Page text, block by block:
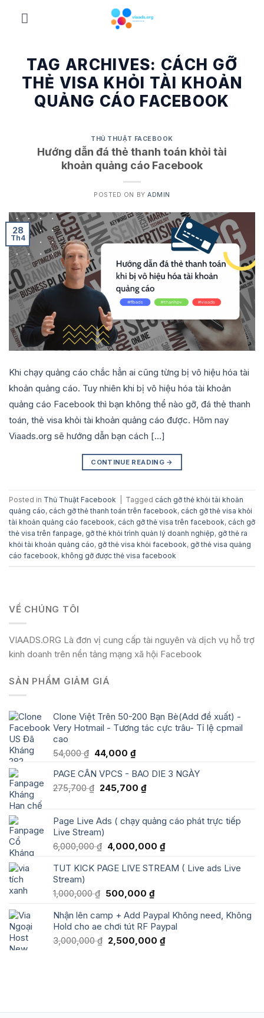
TAG ARCHIVES: CÁCH GỠ
THẺ VISA KHỎI TÀI KHOẢN
QUẢNG CÁO FACEBOOK
THỦ THUẬT FACEBOOK
Hướng dẫn đá thẻ thanh toán khỏi tài
khoản quảng cáo Facebook
POSTED ON BYADMIN
28
Th4
Khi chạy quảng cáo chắc hẳn ai cũng từng bị vô hiệu hóa tài
khoản quảng cáo. Tuy nhiên khi bị vô hiệu hóa tài khoản
quảng cáo Facebook thì bạn không thể nào gỡ, đá thẻ thanh
toán, thẻ visa khỏi tài khoản quảng cáo được. Hôm nay
Viaads.org sẽ hướng dẫn bạn cách […]
CONTINUE READING →
Posted in Thủ Thuật Facebook Tagged cách gỡ thẻ khỏi tài khoản
quảng cáo, cách gỡ thẻ thanh toán trên facebook, cách gỡ thẻ visa khỏi
tài khoản quảng cáo facebook, cách gỡ thẻ visa trên facebook, cách gỡ
thẻ visa trên fanpage, gỡ thẻ khỏi trình quản lý doanh nghiệp, gỡ thẻ ra
khỏi tài khoản quảng cáo, gỡ thẻ visa khỏi facebook, gỡ thẻ visa quảng
cáo facebook, không gỡ được thẻ visa facebook
VỀ CHÚNG TÔI
VIAADS.ORG Là đơn vị cung cấp tài nguyên và dịch vụ hỗ trợ
kinh doanh trên nền tảng mạng xã hội Facebook
SẢN PHẨM GIẢM GIÁ
Clone Việt Trên 50-200 Bạn Bè(Add đề xuất) -
Very Hotmail - Tương tác cực trâu- Tỉ lệ cpmail
cao
54,000₫ Giá
là:
54,000 ₫.
44,000 ₫Giá
tại
là:
PAGE CÂN VPCS - BAO DIE 3 NGÀY
275,700₫ Giá
275,700 ₫.
245,700 ₫Giá
là:
Page Live Ads ( chạy quảng cáo phát trực tiếp
Live Stream)
6,000,000₫ Giá
là:
4,000,000 ₫Giá
tại
TUT KICK PAGE LIVE STREAM ( Live ads Live
Stream)
1,000,000₫ Giá
là:
1,000,000 ₫.
500,000 ₫Giá
tại
là:
500,000 ₫.
Nhận lên camp + Add Paypal Không need, Không
Hold cho ae chơi tút RF Paypal
3,000,000₫ Giá
2,500,000 ₫Giá